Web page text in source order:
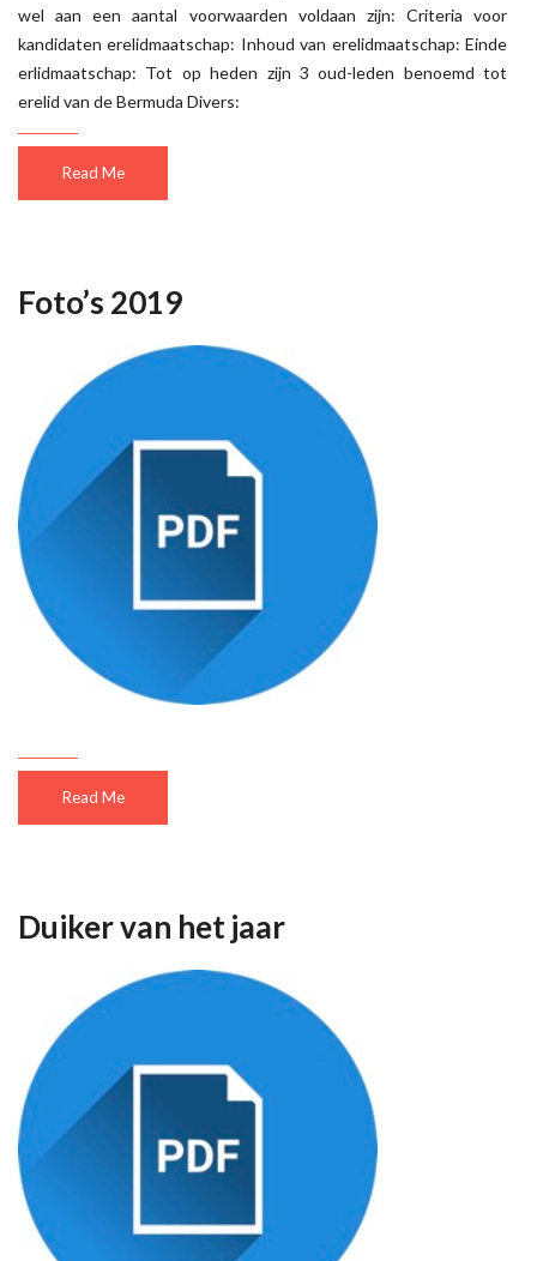
wel aan een aantal voorwaarden voldaan zijn: Criteria voor
kandidaten erelidmaatschap: Inhoud van erelidmaatschap: Einde
erlidmaatschap: Tot op heden zijn 3 oud-leden benoemd tot
erelid van de Bermuda Divers:
Read Me
Foto’s 2019
Read Me
Duiker van het jaar